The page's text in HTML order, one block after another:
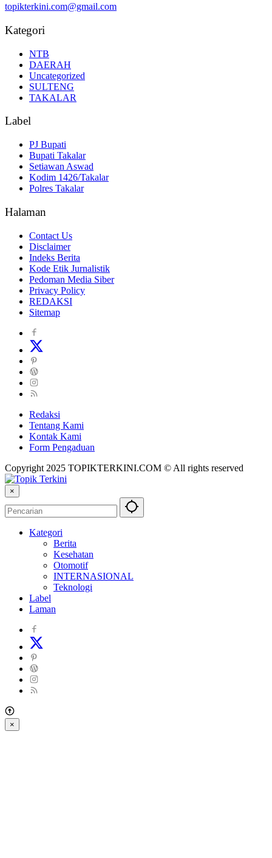
topikterkini.com@gmail.com
Kategori
NTB
DAERAH
Uncategorized
SULTENG
TAKALAR
Label
PJ Bupati
Bupati Takalar
Setiawan Aswad
Kodim 1426/Takalar
Polres Takalar
Halaman
Contact Us
Disclaimer
Indeks Berita
Kode Etik Jurnalistik
Pedoman Media Siber
Privacy Policy
REDAKSI
Sitemap
Redaksi
Tentang Kami
Kontak Kami
Form Pengaduan
Copyright 2025 TOPIKTERKINI.COM © All rights reserved
×
Kategori
Berita
Kesehatan
Otomotif
INTERNASIONAL
Teknologi
Label
Laman
×